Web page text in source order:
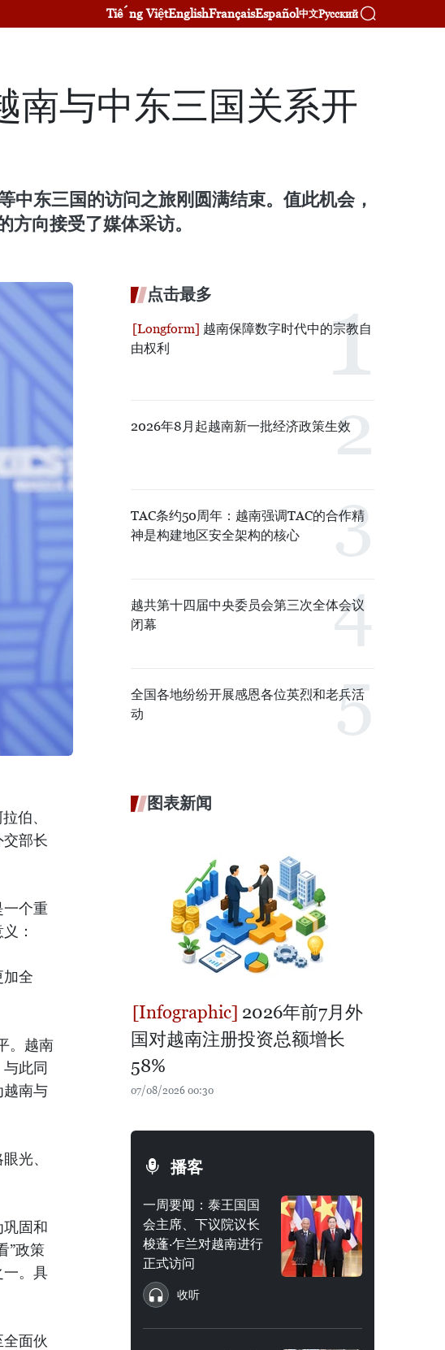
Tiếng ViệtEnglishFrançaisEspañol中文Русский
南与中东三国关系开
中东三国的访问之旅刚圆满结束。值此机会，
向接受了媒体采访。
伯、
部长
个重
：
全
。越南
此同
越南与
光、
固和
”政策
一。具
面伙
点击最多
越南保障数字时代中的宗教自
由权利
2026年8月起越南新一批经济政策生效
TAC条约50周年：越南强调TAC的合作精
神是构建地区安全架构的核心
越共第十四届中央委员会第三次全体会议
闭幕
全国各地纷纷开展感恩各位英烈和老兵活
动
图表新闻
2026年前7月外
国对越南注册投资总额增长
58%
07/08/2026 00:30
播客
一周要闻：泰王国国
会主席、下议院议长
梭蓬·乍兰对越南进行
正式访问
收听